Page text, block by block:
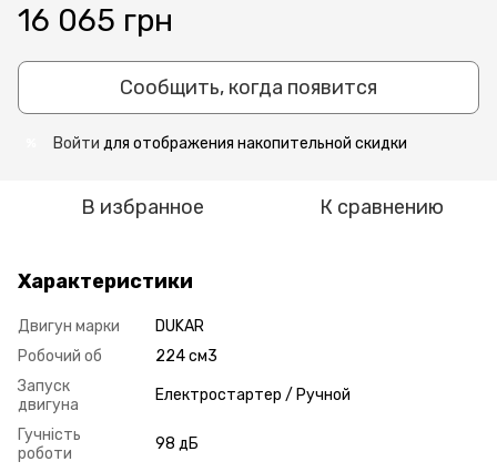
16 065 грн
Сообщить, когда появится
Войти для отображения накопительной скидки
В избранное К сравнению
Характеристики
Двигун марки
DUKAR
Робочий об
224 см3
Запуск
двигуна
Електростартер / Ручной
Гучність
роботи
98 дБ